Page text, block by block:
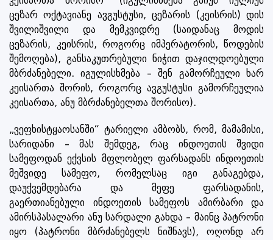
ცეზარ ოქტავიანე ავგუსტუსი, ცეზარის (კეისრის) დის
შვილიშვილი და მემკვიდრე (საიდანაც მოდის
ცეზარის, კეისრის, როგორც იმპერატორის, წოდების
შემოღება), განსაკუთრებული ნიჭით დაჯილდოებული
მბრძანებელი. იგულისხმება – შენ გამორჩეული ხარ
კეისართა შორის, როგორც ავგუსტუსი გამორჩეულია
კეისართა, ანუ მბრძანებელთა შორისო).
„ვეფხისტყაოსანში“ ტარიელი ამბობს, რომ, მამამისი,
სარიდანი – მას შემდეგ, რაც ინდოეთის შვიდი
სამეფოდან ექვსის მფლობელ ფარსადანს ინდოეთის
მეშვიდე სამეფო, რომელსაც იგი განაგებდა,
დაუქვემდებარა და მეფე ფარსადანის,
გაერთიანებული ინდოეთის სამეფოს ამირბარი და
ამირსპასალარი ანუ სარდალი გახდა – მაინც პატრონი
იყო (პატრონი მბრძანებელს ნიშნავს), ოღონდ არ